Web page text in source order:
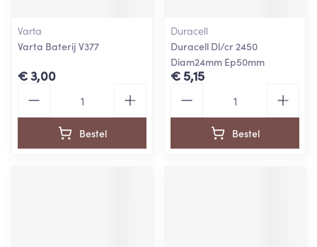
Varta
Varta Baterij V377
€ 3,00
Bestel
Duracell
Duracell Dl/cr 2450
Diam24mm Ep50mm
€ 5,15
Bestel